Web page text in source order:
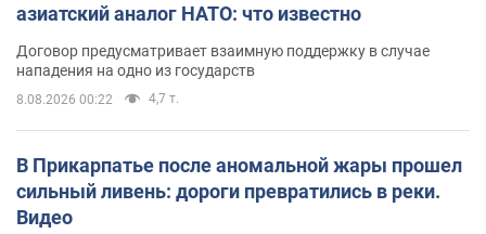
азиатский аналог НАТО: что известно
Договор предусматривает взаимную поддержку в случае
нападения на одно из государств
8.08.2026 00:22 4,7 т.
В Прикарпатье после аномальной жары прошел
сильный ливень: дороги превратились в реки.
Видео